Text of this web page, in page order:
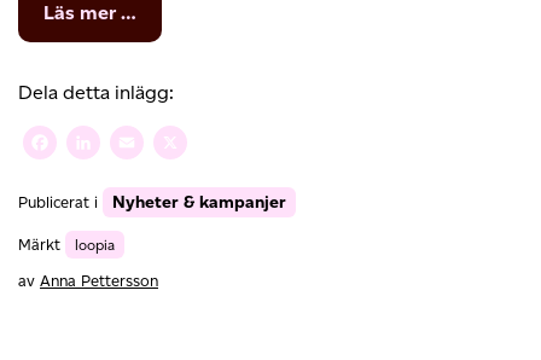
Läs mer …
Inspirationsdag
småföretagare
Dela detta inlägg:
Facebook
LinkedIn
Email
Publicerat i Nyheter & kampanjer
Märkt
loopia
av Anna Pettersson